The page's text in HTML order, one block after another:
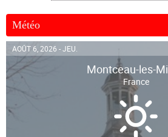
Météo
AOÛT 6, 2026 - JEU.
Montceau-les-
France